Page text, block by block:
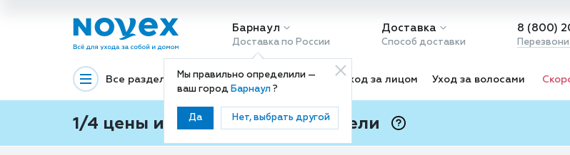
Барнаул
Доставка по России
Мы правильно определили —
ваш город Барнаул?
Да Нет, выбрать другой
Доставка
Способ доставки
8 (800)
Все разделы Декоративная косметика Уход за лицом Уход за волосами
1/4 цены и покупки ваши с Подели